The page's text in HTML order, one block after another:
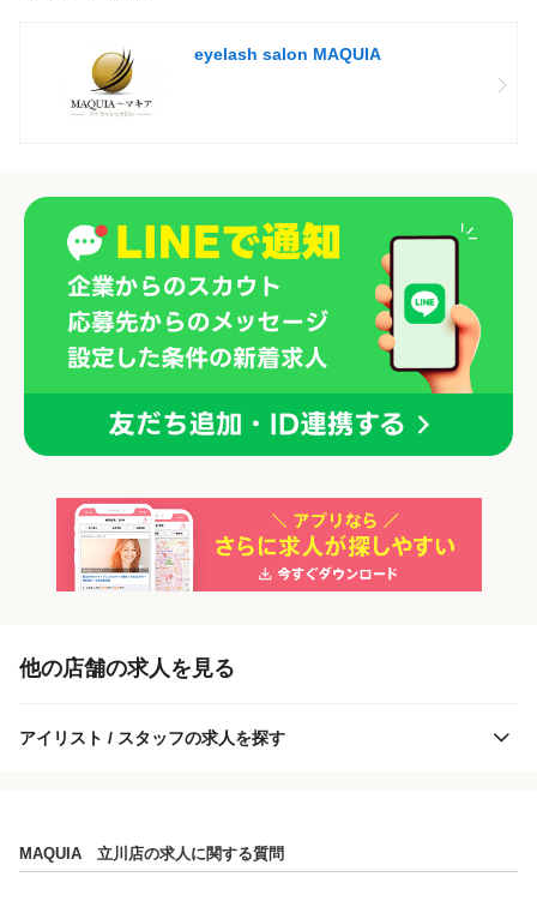
eyelash salon MAQUIA
「正社員」を募集している店舗
他の店舗の求人を見る
アイリスト / スタッフの求人を探す
MAQUIA 立川店の求人に関する質問